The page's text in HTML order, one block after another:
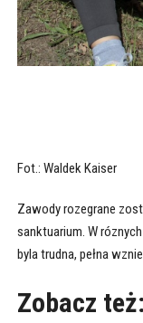
Fot.: Waldek Kaiser
Zawody rozegrane
sanktuarium. W
byla trudna, pełna
Zobacz też: